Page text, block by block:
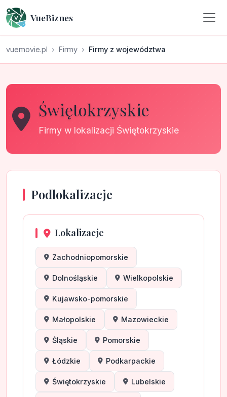
VueBiznes
vuemovie.pl Firmy Firmy z województwa
Świętokrzyskie
Firmy w lokalizacji Świętokrzyskie
Podlokalizacje
Lokalizacje
Zachodniopomorskie
Dolnośląskie Wielkopolskie
Kujawsko-pomorskie
Małopolskie Mazowieckie
Śląskie Pomorskie
Łódzkie Podkarpackie
Świętokrzyskie Lubelskie